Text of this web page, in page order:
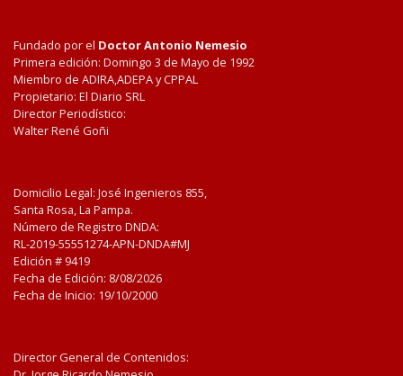
Fundado por el Doctor Antonio Nemesio
Primera edición: Domingo 3 de Mayo de 1992
Miembro de ADIRA,ADEPA y CPPAL
Propietario: El Diario SRL
Director Periodístico:
Walter René Goñi
Domicilio Legal: José Ingenieros 855,
Santa Rosa, La Pampa.
Número de Registro DNDA:
RL-2019-55551274-APN-DNDA#MJ
Edición # 9419
Fecha de Edición: 8/08/2026
Fecha de Inicio: 19/10/2000
Director General de Contenidos: